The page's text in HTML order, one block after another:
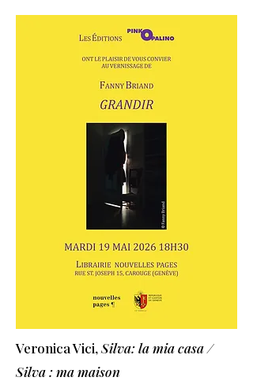
Veronica Vici,Silva: la mia casa /
Silva : ma maison